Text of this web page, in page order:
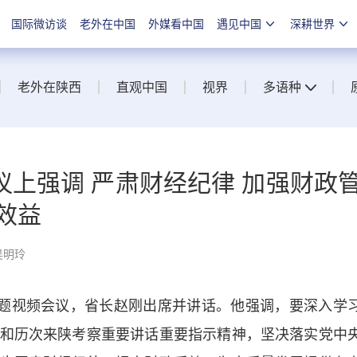
国际微访谈 老外在中国 外媒看中国 遇见中国 深耕世界
老外在陕西 直观中国 视界 多语种
上强调 严肃财经纪律 加强财政
益
明玲
频会议，省长赵刚出席并讲话。他强调，要深入学
历次来陕考察重要讲话重要指示精神，坚决落实党中